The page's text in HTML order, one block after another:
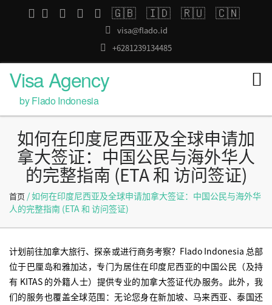
🇬🇧 🇮🇩 🇷🇺 🇨🇳
visa@flado.id
+6281239134485
Visa Agency
by Flado Indonesia
如何在印度尼西亚及全球申请加
拿大签证：中国公民与海外华人
的完整指南 (eTA 和 访问签证)
首页 / 如何在印度尼西亚及全球申请加拿大签证：中国公民与海外华
人的完整指南 (eTA 和 访问签证)
计划前往加拿大旅行、探亲或进行商务考察？Flado Indonesia 总部
位于巴厘岛和雅加达，专门为居住在印度尼西亚的中国公民（及持
有 KITAS 的外籍人士）提供专业的加拿大签证代办服务。此外，我
们的服务也覆盖全球范围：无论您身在新加坡、马来西亚、泰国还